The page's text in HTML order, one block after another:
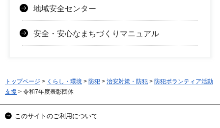
地域安全センター
安全・安心なまちづくりマニュアル
トップページ > くらし・環境 > 防犯 > 治安対策・防犯 > 防犯ボランティア活動
支援 > 令和7年度表彰団体
このサイトのご利用について